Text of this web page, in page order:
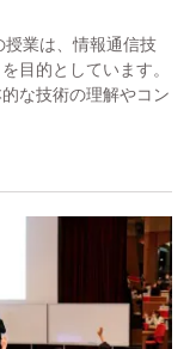
授業は、情報通信技
目的としています。
な技術の理解やコン